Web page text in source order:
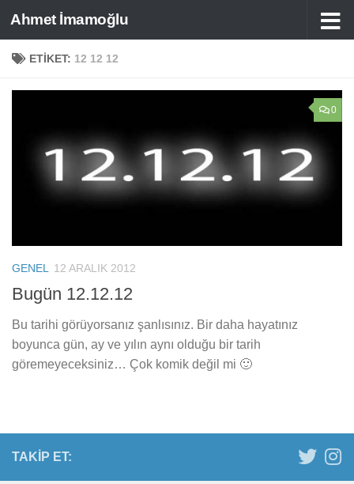
Skip to content
Ahmet İmamoğlu
ETIKET: 12 12 12
0
GENEL 12 ARALIK 2012
Bugün 12.12.12
Bu tarihi görüyorsanız şanlısınız. Bir daha hayatınız
boyunca gün, ay ve yılın aynı olduğu bir tarih
göremeyeceksiniz… Çok komik değil mi 🙂
TAKIP ET: